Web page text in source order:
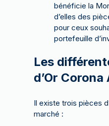
bénéficie la
d’elles des
pour ceux
portefeuille
Les
d’Or
Il existe trois pièces
marché :